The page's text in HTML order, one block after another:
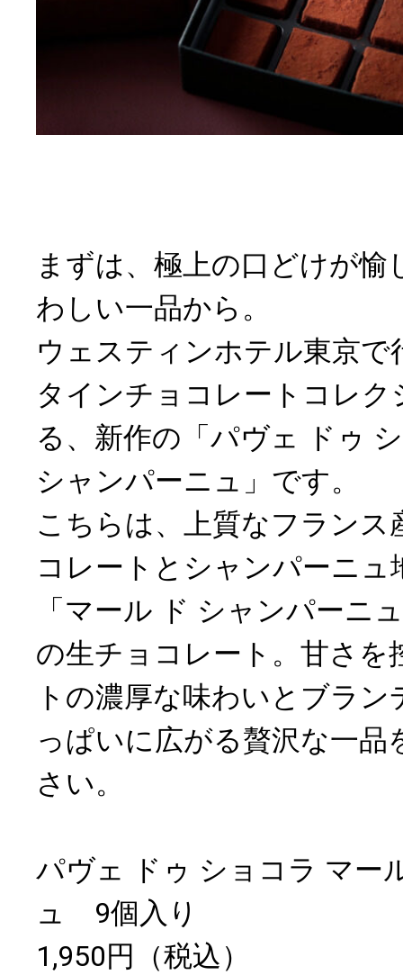
まずは、極上の口どけが愉
わしい一品から。
ウェスティンホテル東京で
タインチョコレートコレ
る、新作の「パヴェ ドゥ
シャンパーニュ」です。
こちらは、上質なフランス
コレートとシャンパーニュ
「マール ド シャンパーニ
の生チョコレート。甘さを
トの濃厚な味わいとブラ
っぱいに広がる贅沢な一品
さい。
パヴェ ドゥ ショコラ マー
ュ 9個入り
1,950円（税込）